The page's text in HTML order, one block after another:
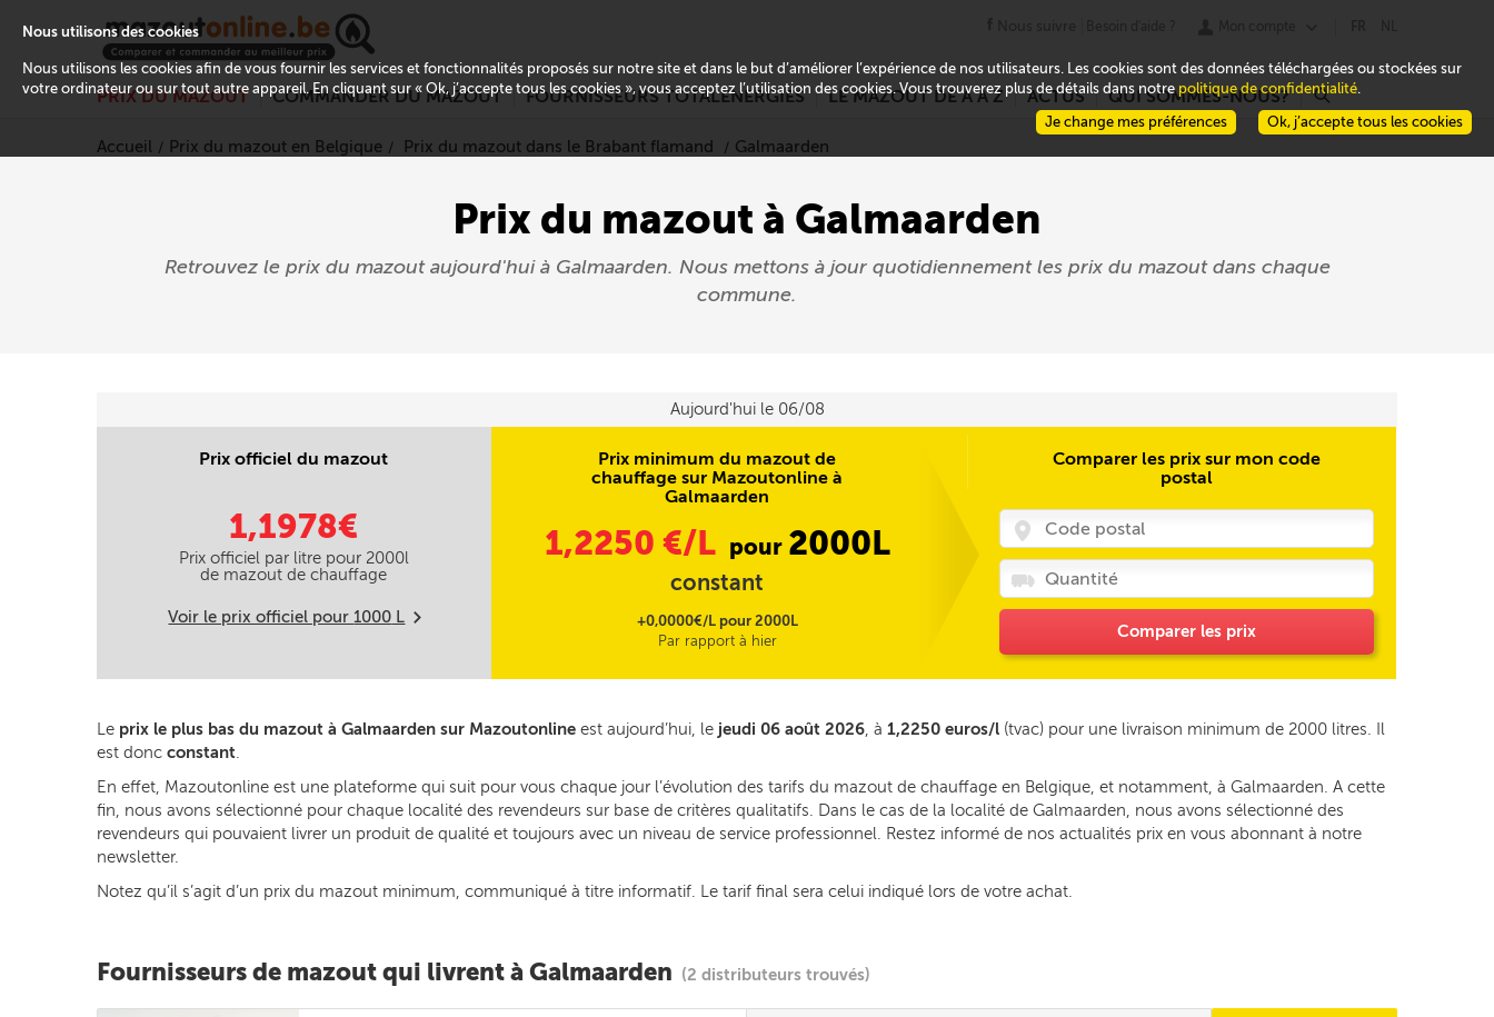
PRIX DU MAZOUT COMMANDER DU MAZOUT FOURNISSEURS TOTALENERGIES LE MAZOUT DE A À Z ACTUS QUI SOMMES-NOUS? r
Accueil Prix du mazout en Belgique Prix du mazout dans le Brabant flamand Galmaarden
Prix du mazout à Galmaarden
Retrouvez le prix du mazout aujourd'hui à Galmaarden. Nous mettons à jour quotidiennement les prix du mazout dans chaque
commune.
Aujourd'hui le 06/08
Prix officiel du mazout
1,1978€
Prix officiel par litre pour 2000l
de mazout de chauffage
Voir le prix officiel pour1000 L m
Prix minimum du mazout de
chauffage sur Mazoutonline à
Galmaarden
1,2250 €/L pour 2000L
constant
+0,0000€/L pour 2000L
Par rapport à hier
Comparer les prix sur mon code
postal
Comparer les prix
Le prix le plus bas du mazout à Galmaarden sur Mazoutonline est aujourd’hui, le jeudi 06 août 2026, à 1,2250 euros/l (tvac) pour une livraison minimum de 2000 litres. Il
est donc constant.
En effet, Mazoutonline est une plateforme qui suit pour vous chaque jour l’évolution des tarifs du mazout de chauffage en Belgique, et notamment, à Galmaarden. A cette
fin, nous avons sélectionné pour chaque localité des revendeurs sur base de critères qualitatifs. Dans le cas de la localité de Galmaarden, nous avons sélectionné des
revendeurs qui pouvaient livrer un produit de qualité et toujours avec un niveau de service professionnel. Restez informé de nos actualités prix en vous abonnant à notre
newsletter.
Notez qu’il s’agit d’un prix du mazout minimum, communiqué à titre informatif. Le tarif final sera celui indiqué lors de votre achat.
Fournisseurs de mazout qui livrent à Galmaarden (2 distributeurs trouvés)
Nous utilisons des cookies
Nous utilisons les cookies afin de vous fournir les services et fonctionnalités proposés sur notre site et dans le but d’améliorer l’expérience de nos utilisateurs. Les cookies sont des données téléchargées ou stockées sur
votre ordinateur ou sur tout autre appareil. En cliquant sur « Ok, j’accepte tous les cookies », vous acceptez l’utilisation des cookies. Vous trouverez plus de détails dans notre politique de confidentialité.
Ok, j’accepte tous les cookies
Je change mes préférences